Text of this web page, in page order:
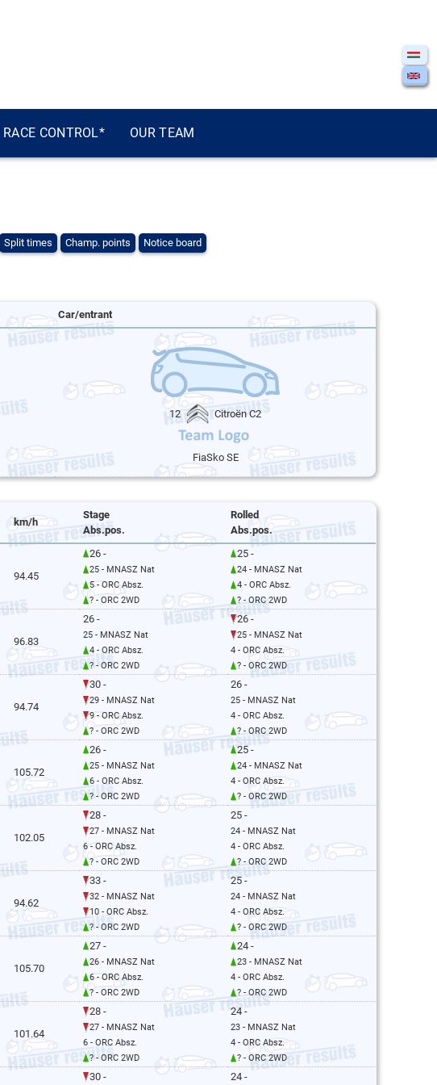
RACE CONTROL* OUR TEAM
Split times Champ. points Notice board
Car/entrant
12 Citroën C2
FiaSko SE
km/h
Stage
Abs.pos.
Rolled
Abs.pos.
94.45
26 -
25 - MNASZ Nat
5 - ORC Absz.
? - ORC 2WD
25 -
24 - MNASZ Nat
4 - ORC Absz.
? - ORC 2WD
96.83
26 -
25 - MNASZ Nat
4 - ORC Absz.
? - ORC 2WD
26 -
25 - MNASZ Nat
4 - ORC Absz.
? - ORC 2WD
94.74
30 -
29 - MNASZ Nat
9 - ORC Absz.
? - ORC 2WD
26 -
25 - MNASZ Nat
4 - ORC Absz.
? - ORC 2WD
105.72
26 -
25 - MNASZ Nat
6 - ORC Absz.
? - ORC 2WD
25 -
24 - MNASZ Nat
4 - ORC Absz.
? - ORC 2WD
102.05
28 -
27 - MNASZ Nat
6 - ORC Absz.
? - ORC 2WD
25 -
24 - MNASZ Nat
4 - ORC Absz.
? - ORC 2WD
94.62
33 -
32 - MNASZ Nat
10 - ORC Absz.
? - ORC 2WD
25 -
24 - MNASZ Nat
4 - ORC Absz.
? - ORC 2WD
105.70
27 -
26 - MNASZ Nat
6 - ORC Absz.
? - ORC 2WD
24 -
23 - MNASZ Nat
4 - ORC Absz.
? - ORC 2WD
101.64
28 -
27 - MNASZ Nat
6 - ORC Absz.
? - ORC 2WD
24 -
23 - MNASZ Nat
4 - ORC Absz.
? - ORC 2WD
30 - 24 -